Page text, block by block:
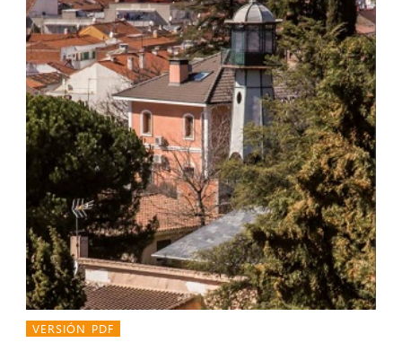
VERSIÓN PDF